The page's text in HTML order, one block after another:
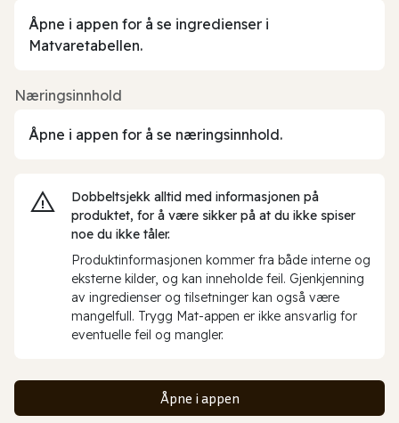
Åpne i appen for å se ingredienser i
Matvaretabellen.
Næringsinnhold
Åpne i appen for å se næringsinnhold.
Dobbeltsjekk alltid med informasjonen på
produktet, for å være sikker på at du ikke spiser
noe du ikke tåler.
Produktinformasjonen kommer fra både interne og
eksterne kilder, og kan inneholde feil. Gjenkjenning
av ingredienser og tilsetninger kan også være
mangelfull. Trygg Mat-appen er ikke ansvarlig for
eventuelle feil og mangler.
Åpne i appen